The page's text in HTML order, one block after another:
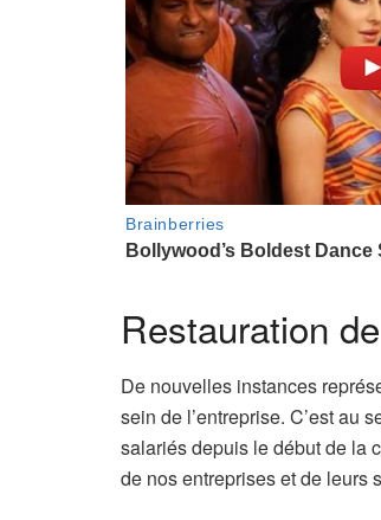
e
r
v
é
à
o
s
a
o
n
é
s
Restauration
De nouvelles instances
sein de l’entreprise. C’est au
salariés depuis le début de la
de nos entreprises et de leurs